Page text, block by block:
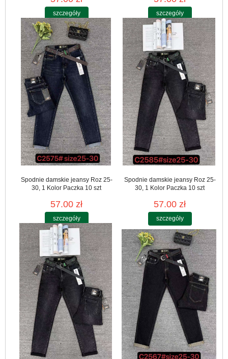
szczegóły szczegóły
Spodnie damskie jeansy Roz 25-
30, 1 Kolor Paczka 10 szt
57.00 zł
szczegóły
Spodnie damskie jeansy Roz 25-
30, 1 Kolor Paczka 10 szt
57.00 zł
szczegóły